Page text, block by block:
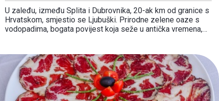
U zaleđu, između Splita i Dubrovnika, 20-ak km od granice s
Hrvatskom, smjestio se Ljubuški. Prirodne zelene oaze s
vodopadima, bogata povijest koja seže u antička vremena,
koju vrijedi posjetiti i u njoj …